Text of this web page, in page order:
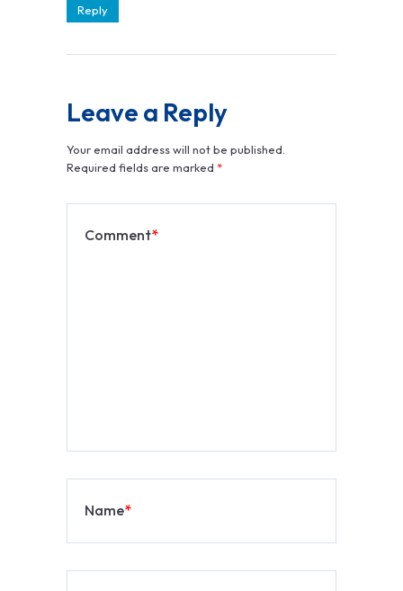
Reply
Leave a Reply
Your email address will not be published.
Required fields are marked *
Comment*
Name*